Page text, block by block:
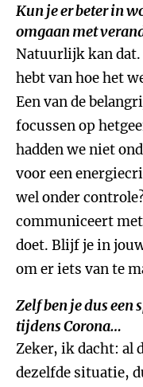
Kun je er beter in
omgaan met
Natuurlijk kan dat.
hebt van hoe het
Een van de
focussen op
hadden we niet
voor een
wel onder
communiceert
doet. Blijf je in
om er iets van te
Zelf ben je dus een
tijdens Corona…
Zeker, ik dacht: al
dezelfde situatie,